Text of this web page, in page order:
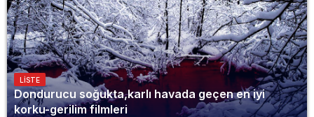
LISTE
Dondurucu soğukta,karlı havada geçen en iyi
korku-gerilim filmleri